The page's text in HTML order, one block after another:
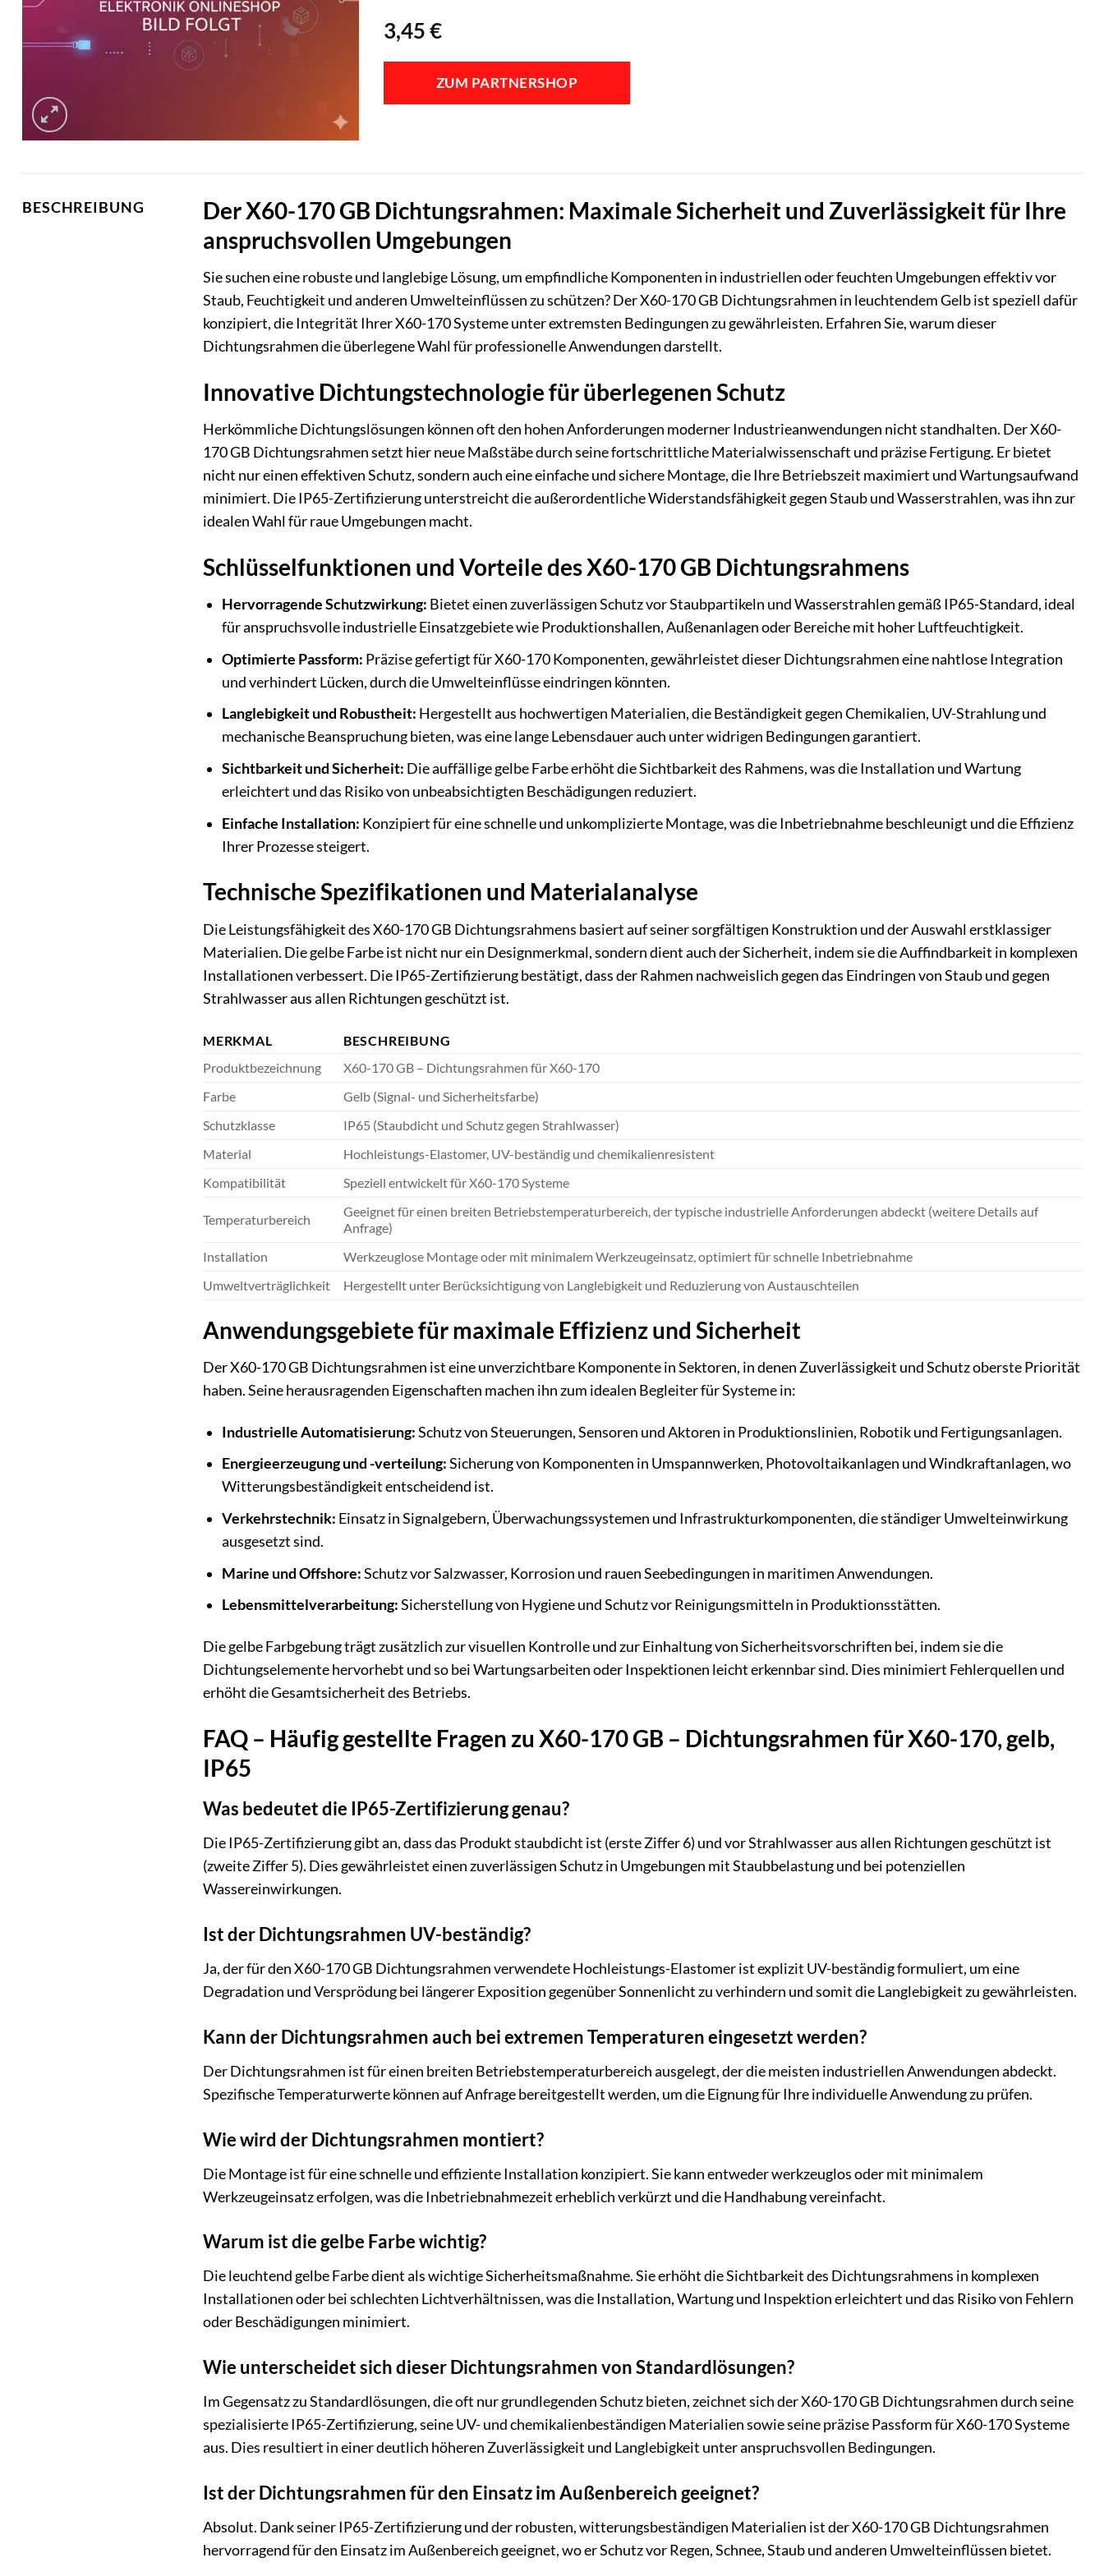
3,45€
ZUM PARTNERSHOP
BESCHREIBUNG
Der X60-170 GB Dichtungsrahmen: Maximale Sicherheit und Zuverlässigkeit für Ihre
anspruchsvollen Umgebungen
Sie suchen eine robuste und langlebige Lösung, um empfindliche Komponenten in industriellen oder feuchten Umgebungen effektiv vor
Staub, Feuchtigkeit und anderen Umwelteinflüssen zu schützen? Der X60-170 GB Dichtungsrahmen in leuchtendem Gelb ist speziell dafür
konzipiert, die Integrität Ihrer X60-170 Systeme unter extremsten Bedingungen zu gewährleisten. Erfahren Sie, warum dieser
Dichtungsrahmen die überlegene Wahl für professionelle Anwendungen darstellt.
Innovative Dichtungstechnologie für überlegenen Schutz
Herkömmliche Dichtungslösungen können oft den hohen Anforderungen moderner Industrieanwendungen nicht standhalten. Der X60-
170 GB Dichtungsrahmen setzt hier neue Maßstäbe durch seine fortschrittliche Materialwissenschaft und präzise Fertigung. Er bietet
nicht nur einen effektiven Schutz, sondern auch eine einfache und sichere Montage, die Ihre Betriebszeit maximiert und Wartungsaufwand
minimiert. Die IP65-Zertifizierung unterstreicht die außerordentliche Widerstandsfähigkeit gegen Staub und Wasserstrahlen, was ihn zur
idealen Wahl für raue Umgebungen macht.
Schlüsselfunktionen und Vorteile des X60-170 GB Dichtungsrahmens
Hervorragende Schutzwirkung: Bietet einen zuverlässigen Schutz vor Staubpartikeln und Wasserstrahlen gemäß IP65-Standard, ideal
für anspruchsvolle industrielle Einsatzgebiete wie Produktionshallen, Außenanlagen oder Bereiche mit hoher Luftfeuchtigkeit.
Optimierte Passform: Präzise gefertigt für X60-170 Komponenten, gewährleistet dieser Dichtungsrahmen eine nahtlose Integration
und verhindert Lücken, durch die Umwelteinflüsse eindringen könnten.
Langlebigkeit und Robustheit: Hergestellt aus hochwertigen Materialien, die Beständigkeit gegen Chemikalien, UV-Strahlung und
mechanische Beanspruchung bieten, was eine lange Lebensdauer auch unter widrigen Bedingungen garantiert.
Sichtbarkeit und Sicherheit: Die auffällige gelbe Farbe erhöht die Sichtbarkeit des Rahmens, was die Installation und Wartung
erleichtert und das Risiko von unbeabsichtigten Beschädigungen reduziert.
Einfache Installation: Konzipiert für eine schnelle und unkomplizierte Montage, was die Inbetriebnahme beschleunigt und die Effizienz
Ihrer Prozesse steigert.
Technische Spezifikationen und Materialanalyse
Die Leistungsfähigkeit des X60-170 GB Dichtungsrahmens basiert auf seiner sorgfältigen Konstruktion und der Auswahl erstklassiger
Materialien. Die gelbe Farbe ist nicht nur ein Designmerkmal, sondern dient auch der Sicherheit, indem sie die Auffindbarkeit in komplexen
Installationen verbessert. Die IP65-Zertifizierung bestätigt, dass der Rahmen nachweislich gegen das Eindringen von Staub und gegen
Strahlwasser aus allen Richtungen geschützt ist.
MERKMAL
BESCHREIBUNG
Produktbezeichnung
X60-170 GB – Dichtungsrahmen für X60-170
Farbe
Gelb (Signal- und Sicherheitsfarbe)
Schutzklasse
IP65 (Staubdicht und Schutz gegen Strahlwasser)
Material
Hochleistungs-Elastomer, UV-beständig und chemikalienresistent
Kompatibilität
Speziell entwickelt für X60-170 Systeme
Temperaturbereich
Geeignet für einen breiten Betriebstemperaturbereich, der typische industrielle Anforderungen abdeckt (weitere Details auf
Anfrage)
Installation
Werkzeuglose Montage oder mit minimalem Werkzeugeinsatz, optimiert für schnelle Inbetriebnahme
Umweltverträglichkeit
Hergestellt unter Berücksichtigung von Langlebigkeit und Reduzierung von Austauschteilen
Anwendungsgebiete für maximale Effizienz und Sicherheit
Der X60-170 GB Dichtungsrahmen ist eine unverzichtbare Komponente in Sektoren, in denen Zuverlässigkeit und Schutz oberste Priorität
haben. Seine herausragenden Eigenschaften machen ihn zum idealen Begleiter für Systeme in:
Industrielle Automatisierung:Schutz von Steuerungen, Sensoren und Aktoren in Produktionslinien, Robotik und Fertigungsanlagen.
Energieerzeugung und -verteilung:Sicherung von Komponenten in Umspannwerken, Photovoltaikanlagen und Windkraftanlagen, wo
Witterungsbeständigkeit entscheidend ist.
Verkehrstechnik: Einsatz in Signalgebern, Überwachungssystemen und Infrastrukturkomponenten, die ständiger Umwelteinwirkung
ausgesetzt sind.
Marine und Offshore:Schutz vor Salzwasser, Korrosion und rauen Seebedingungen in maritimen Anwendungen.
Lebensmittelverarbeitung:Sicherstellung von Hygiene und Schutz vor Reinigungsmitteln in Produktionsstätten.
Die gelbe Farbgebung trägt zusätzlich zur visuellen Kontrolle und zur Einhaltung von Sicherheitsvorschriften bei, indem sie die
Dichtungselemente hervorhebt und so bei Wartungsarbeiten oder Inspektionen leicht erkennbar sind. Dies minimiert Fehlerquellen und
erhöht die Gesamtsicherheit des Betriebs.
FAQ – Häufig gestellte Fragen zu X60-170 GB – Dichtungsrahmen für X60-170, gelb,
IP65
Was bedeutet die IP65-Zertifizierung genau?
Die IP65-Zertifizierung gibt an, dass das Produkt staubdicht ist (erste Ziffer 6) und vor Strahlwasser aus allen Richtungen geschützt ist
(zweite Ziffer 5). Dies gewährleistet einen zuverlässigen Schutz in Umgebungen mit Staubbelastung und bei potenziellen
Wassereinwirkungen.
Ist der Dichtungsrahmen UV-beständig?
Ja, der für den X60-170 GB Dichtungsrahmen verwendete Hochleistungs-Elastomer ist explizit UV-beständig formuliert, um eine
Degradation und Versprödung bei längerer Exposition gegenüber Sonnenlicht zu verhindern und somit die Langlebigkeit zu gewährleisten.
Kann der Dichtungsrahmen auch bei extremen Temperaturen eingesetzt werden?
Der Dichtungsrahmen ist für einen breiten Betriebstemperaturbereich ausgelegt, der die meisten industriellen Anwendungen abdeckt.
Spezifische Temperaturwerte können auf Anfrage bereitgestellt werden, um die Eignung für Ihre individuelle Anwendung zu prüfen.
Wie wird der Dichtungsrahmen montiert?
Die Montage ist für eine schnelle und effiziente Installation konzipiert. Sie kann entweder werkzeuglos oder mit minimalem
Werkzeugeinsatz erfolgen, was die Inbetriebnahmezeit erheblich verkürzt und die Handhabung vereinfacht.
Warum ist die gelbe Farbe wichtig?
Die leuchtend gelbe Farbe dient als wichtige Sicherheitsmaßnahme. Sie erhöht die Sichtbarkeit des Dichtungsrahmens in komplexen
Installationen oder bei schlechten Lichtverhältnissen, was die Installation, Wartung und Inspektion erleichtert und das Risiko von Fehlern
oder Beschädigungen minimiert.
Wie unterscheidet sich dieser Dichtungsrahmen von Standardlösungen?
Im Gegensatz zu Standardlösungen, die oft nur grundlegenden Schutz bieten, zeichnet sich der X60-170 GB Dichtungsrahmen durch seine
spezialisierte IP65-Zertifizierung, seine UV- und chemikalienbeständigen Materialien sowie seine präzise Passform für X60-170 Systeme
aus. Dies resultiert in einer deutlich höheren Zuverlässigkeit und Langlebigkeit unter anspruchsvollen Bedingungen.
Ist der Dichtungsrahmen für den Einsatz im Außenbereich geeignet?
Absolut. Dank seiner IP65-Zertifizierung und der robusten, witterungsbeständigen Materialien ist der X60-170 GB Dichtungsrahmen
hervorragend für den Einsatz im Außenbereich geeignet, wo er Schutz vor Regen, Schnee, Staub und anderen Umwelteinflüssen bietet.